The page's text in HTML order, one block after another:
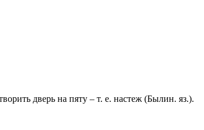
дверь на пяту – т. е. настеж (Былин. яз.).